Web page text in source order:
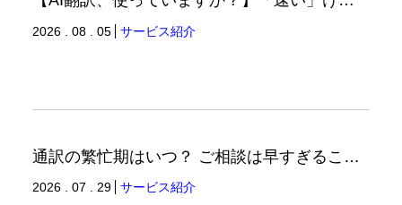
2026 . 08 . 05 サービス紹介
通訳の繁忙期はいつ？ ご相談は早すぎることはありません。（通訳ブログ）
2026 . 07 . 29 サービス紹介